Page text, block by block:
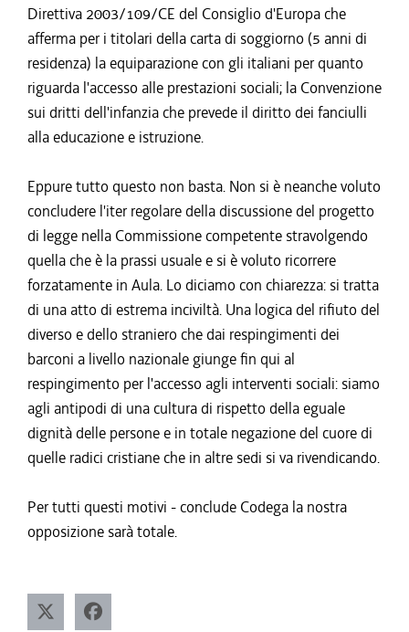
Direttiva 2003/109/CE del Consiglio d'Europa che
afferma per i titolari della carta di soggiorno (5 anni di
residenza) la equiparazione con gli italiani per quanto
riguarda l'accesso alle prestazioni sociali; la Convenzione
sui dritti dell'infanzia che prevede il diritto dei fanciulli
alla educazione e istruzione.
Eppure tutto questo non basta. Non si è neanche voluto
concludere l'iter regolare della discussione del progetto
di legge nella Commissione competente stravolgendo
quella che è la prassi usuale e si è voluto ricorrere
forzatamente in Aula. Lo diciamo con chiarezza: si tratta
di una atto di estrema inciviltà. Una logica del rifiuto del
diverso e dello straniero che dai respingimenti dei
barconi a livello nazionale giunge fin qui al
respingimento per l'accesso agli interventi sociali: siamo
agli antipodi di una cultura di rispetto della eguale
dignità delle persone e in totale negazione del cuore di
quelle radici cristiane che in altre sedi si va rivendicando.
Per tutti questi motivi - conclude Codega la nostra
opposizione sarà totale.